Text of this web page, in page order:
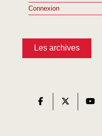
Connexion
Les archives